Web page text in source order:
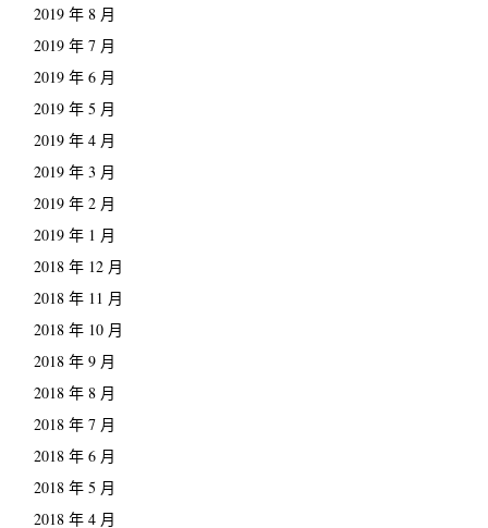
2019 年 8 月
2019 年 7 月
2019 年 6 月
2019 年 5 月
2019 年 4 月
2019 年 3 月
2019 年 2 月
2019 年 1 月
2018 年 12 月
2018 年 11 月
2018 年 10 月
2018 年 9 月
2018 年 8 月
2018 年 7 月
2018 年 6 月
2018 年 5 月
2018 年 4 月